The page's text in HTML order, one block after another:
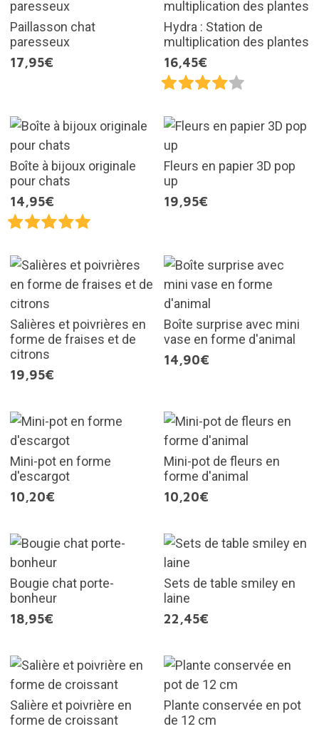
Paillasson chat
paresseux
17,95€
Hydra : Station de
multiplication des plantes
16,45€
Boîte à bijoux originale
pour chats
14,95€
Fleurs en papier 3D pop
up
19,95€
Salières et poivrières en
forme de fraises et de
citrons
19,95€
Boîte surprise avec mini
vase en forme d'animal
14,90€
Mini-pot en forme
d'escargot
10,20€
Mini-pot de fleurs en
forme d'animal
10,20€
Bougie chat porte-
bonheur
18,95€
Sets de table smiley en
laine
22,45€
Salière et poivrière en
forme de croissant
Plante conservée en pot
de 12 cm